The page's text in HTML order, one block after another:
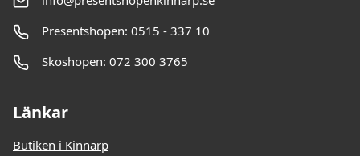
Presentshopen: 0515 - 337 10
Skoshopen: 072 300 3765
Länkar
Butiken i Kinnarp